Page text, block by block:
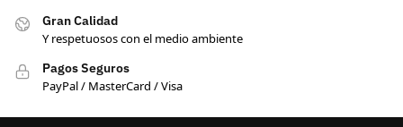
Gran Calidad
Y respetuosos con el medio ambiente
Pagos Seguros
PayPal / MasterCard / Visa